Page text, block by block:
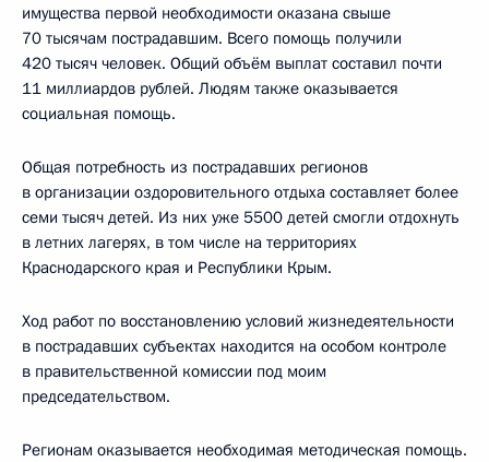
имущества первой необходимости оказана свыше
70 тысячам пострадавшим. Всего помощь получили
420 тысяч человек. Общий объём выплат составил почти
11 миллиардов рублей. Людям также оказывается
социальная помощь.
Общая потребность из пострадавших регионов
в организации оздоровительного отдыха составляет более
семи тысяч детей. Из них уже 5500 детей смогли отдохнуть
в летних лагерях, в том числе на территориях
Краснодарского края и Республики Крым.
Ход работ по восстановлению условий жизнедеятельности
в пострадавших субъектах находится на особом контроле
в правительственной комиссии под моим
председательством.
Регионам оказывается необходимая методическая помощь.